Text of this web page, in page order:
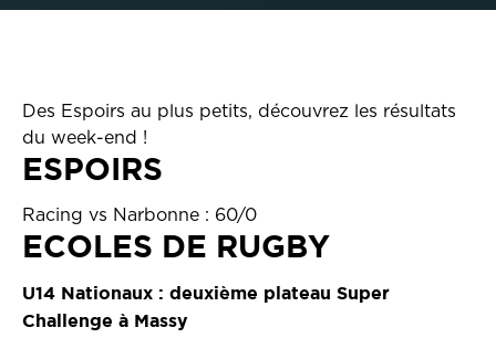
Des Espoirs au plus petits, découvrez les résultats
du week-end !
ESPOIRS
Racing vs Narbonne : 60/0
ECOLES DE RUGBY
U14 Nationaux : deuxième plateau Super
Challenge à Massy